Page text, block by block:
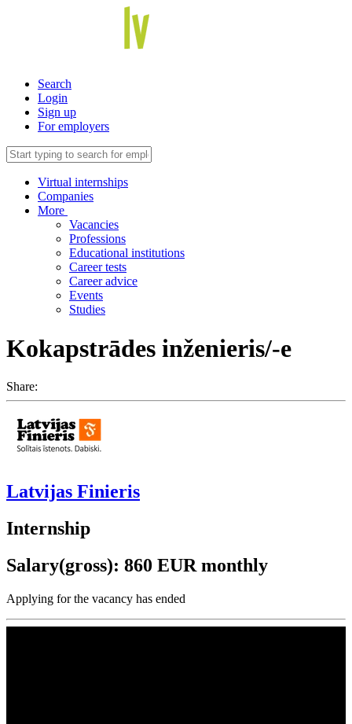
Search
Login
Sign up
For employers
Virtual internships
Companies
More
Vacancies
Professions
Educational institutions
Career tests
Career advice
Events
Studies
Kokapstrādes inženieris/-e
Share:
Latvijas Finieris
Internship
Salary(gross): 860 EUR monthly
Applying for the vacancy has ended